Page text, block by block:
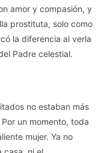
amor y compasión, y
prostituta, solo como
la diferencia al verla
Padre celestial.
no estaban más
un momento, toda
mujer. Ya no